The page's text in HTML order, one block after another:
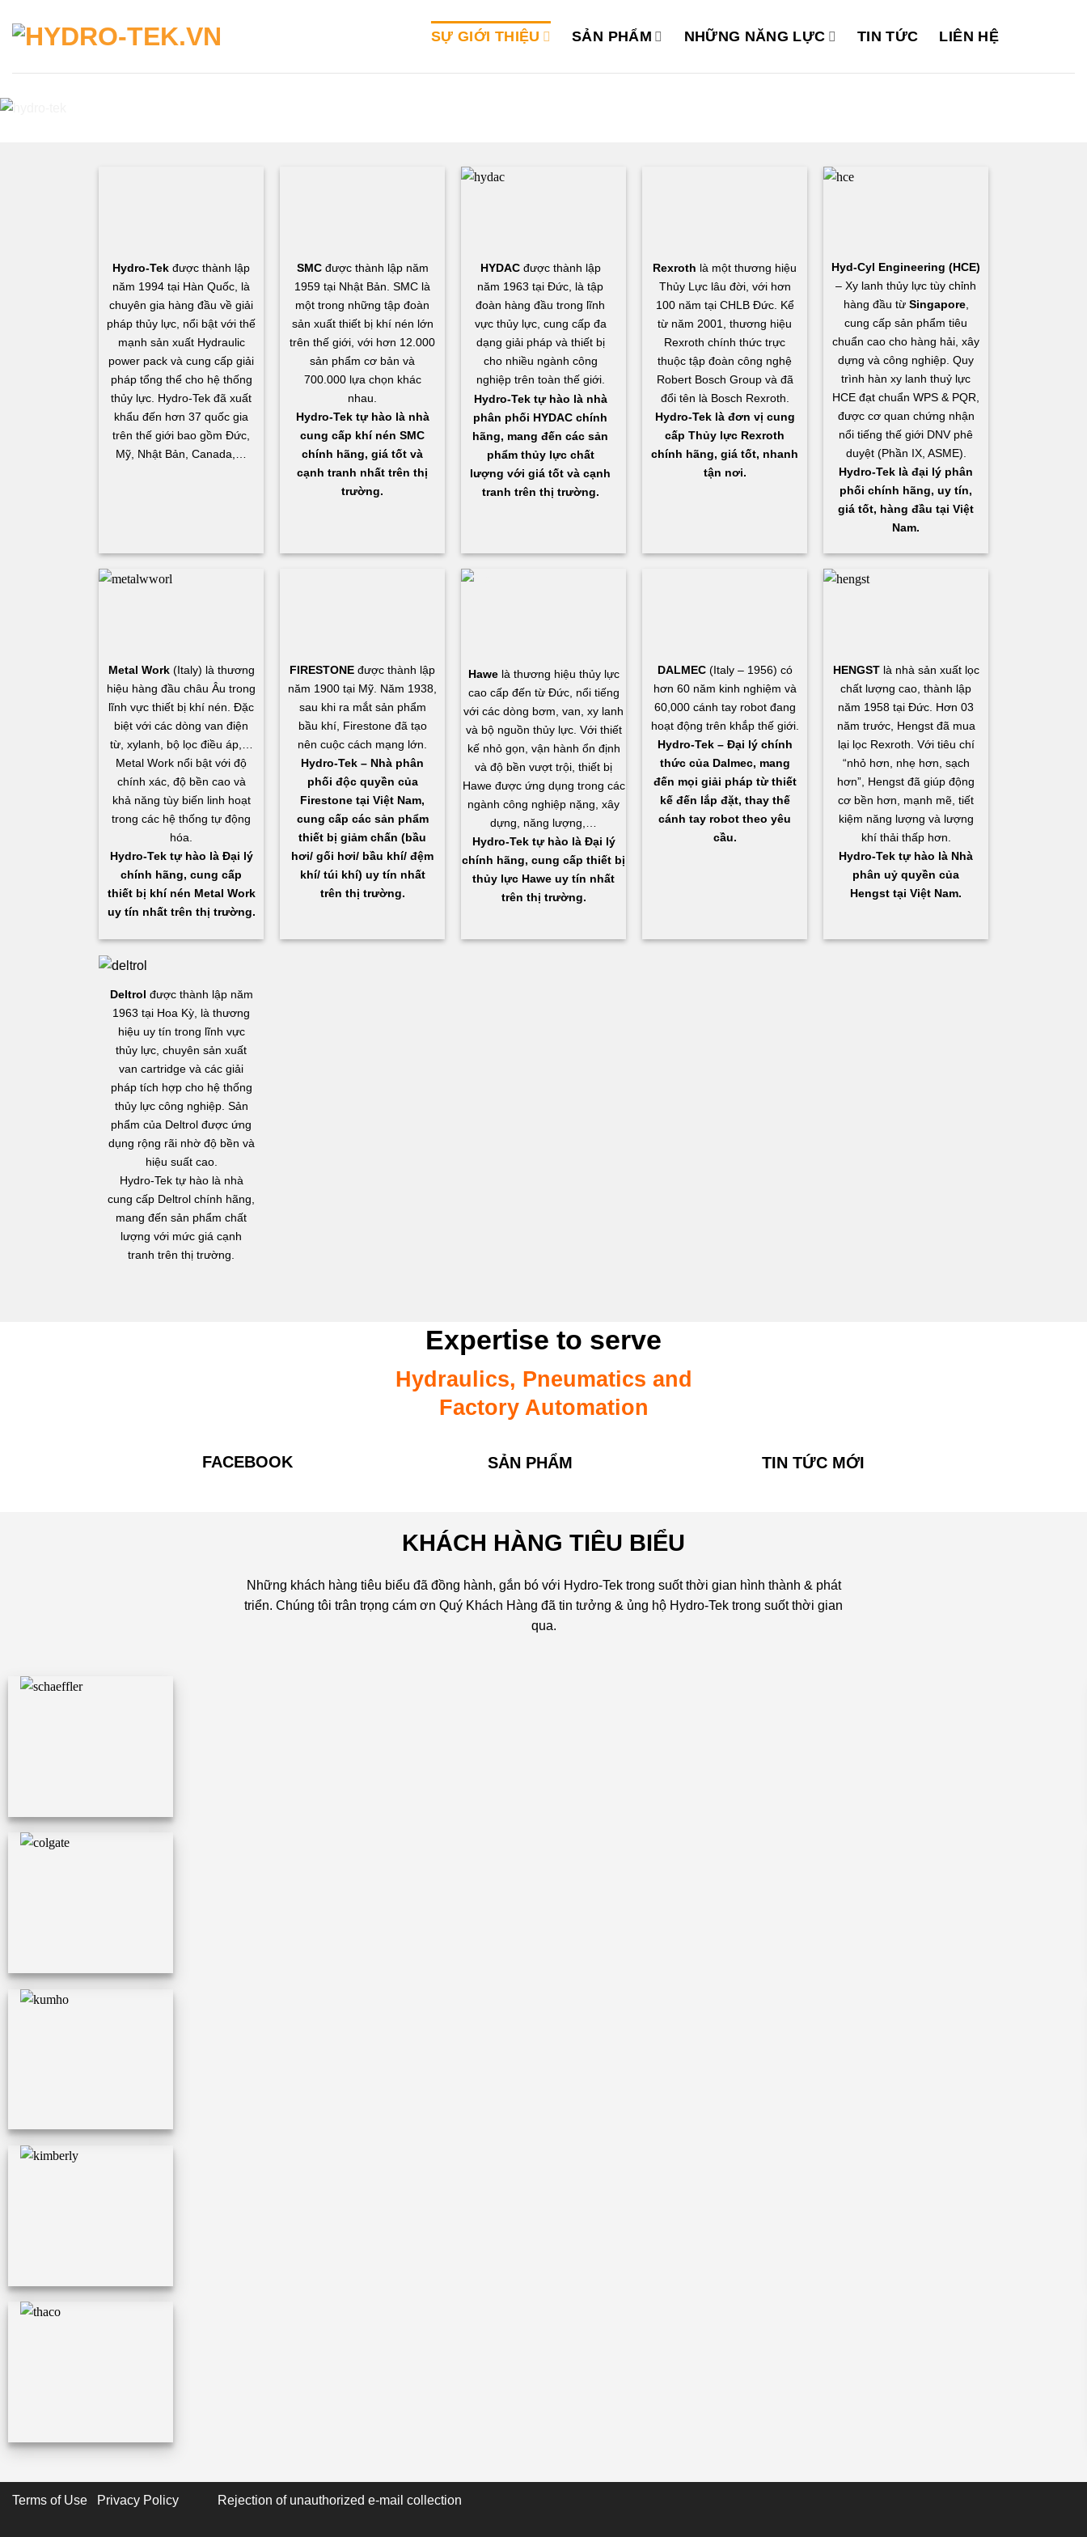
content
SỰ GIỚI THIỆU SẢN PHẨM NHỮNG NĂNG LỰC TIN TỨC LIÊN HỆ
Hydro-Tek được thành lập
năm 1994 tại Hàn Quốc, là
chuyên gia hàng đầu về giải
pháp thủy lực, nổi bật với thế
mạnh sản xuất Hydraulic
power pack và cung cấp giải
pháp tổng thể cho hệ thống
thủy lực. Hydro-Tek đã xuất
khẩu đến hơn 37 quốc gia
trên thế giới bao gồm Đức,
Mỹ, Nhật Bản, Canada,…
SMCđược thành lập năm
1959 tại Nhật Bản. SMC là
một trong những tập đoàn
sản xuất thiết bị khí nén lớn
trên thế giới, với hơn 12.000
sản phẩm cơ bản và
700.000 lựa chọn khác
nhau.
Hydro-Tek tự hào là nhà
cung cấp khí nén SMC
chính hãng, giá tốt và
cạnh tranh nhất trên thị
trường.
HYDACđược thành lập
năm 1963 tại Đức, là tập
đoàn hàng đầu trong lĩnh
vực thủy lực, cung cấp đa
dạng giải pháp và thiết bị
cho nhiều ngành công
nghiệp trên toàn thế giới.
Hydro-Tektự hào là nhà
phân phối HYDAC chính
hãng, mang đến các sản
phẩm thủy lực chất
lượng với giá tốt và cạnh
tranh trên thị trường.
Rexroth là một thương hiệu
Thủy Lực lâu đời, với hơn
100 năm tại CHLB Đức. Kể
từ năm 2001, thương hiệu
Rexroth chính thức trực
thuộc tập đoàn công nghệ
Robert Bosch Group và đã
đổi tên là Bosch Rexroth.
Hydro-Tek là đơn vị cung
cấp Thủy lực Rexroth
chính hãng, giá tốt, nhanh
tận nơi.
Hyd-Cyl Engineering (HCE)
– Xy lanh thủy lực tùy chỉnh
hàng đầu từ Singapore,
cung cấp sản phẩm tiêu
chuẩn cao cho hàng hải, xây
dựng và công nghiệp. Quy
trình hàn xy lanh thuỷ lực
HCE đạt chuẩn WPS & PQR,
được cơ quan chứng nhận
nổi tiếng thế giới DNV phê
duyệt (Phần IX, ASME).
Hydro-Tek là đại lý phân
phối chính hãng, uy tín,
giá tốt, hàng đầu tại Việt
Nam.
Metal Work(Italy) là thương
hiệu hàng đầu châu Âu trong
lĩnh vực thiết bị khí nén. Đặc
biệt với các dòng van điện
từ, xylanh, bộ lọc điều áp,…
Metal Work nổi bật với độ
chính xác, độ bền cao và
khả năng tùy biến linh hoạt
trong các hệ thống tự động
hóa.
Hydro-Tek tự hào là Đại lý
chính hãng, cung cấp
thiết bị khí nén Metal Work
uy tín nhất trên thị trường.
FIRESTONE được thành lập
năm 1900 tại Mỹ. Năm 1938,
sau khi ra mắt sản phẩm
bầu khí, Firestone đã tạo
nên cuộc cách mạng lớn.
Hydro-Tek – Nhà phân
phối độc quyền của
Firestone tại Việt Nam,
cung cấp các sản phẩm
thiết bị giảm chấn (bầu
hơi/ gối hơi/ bầu khí/ đệm
khí/ túi khí) uy tín nhất
trên thị trường.
Hawelà thương hiệu thủy lực
cao cấp đến từ Đức, nổi tiếng
với các dòng bơm, van, xy lanh
và bộ nguồn thủy lực. Với thiết
kế nhỏ gọn, vận hành ổn định
và độ bền vượt trội, thiết bị
Hawe được ứng dụng trong các
ngành công nghiệp nặng, xây
dựng, năng lượng,…
Hydro-Tek tự hào là Đại lý
chính hãng, cung cấp thiết bị
thủy lực Hawe uy tín nhất
trên thị trường.
DALMEC(Italy – 1956) có
hơn 60 năm kinh nghiệm và
60,000 cánh tay robot đang
hoạt động trên khắp thế giới.
Hydro-Tek – Đại lý chính
thức của Dalmec, mang
đến mọi giải pháp từ thiết
kế đến lắp đặt, thay thế
cánh tay robot theo yêu
cầu.
HENGSTlà nhà sản xuất lọc
chất lượng cao, thành lập
năm 1958 tại Đức. Hơn 03
năm trước, Hengst đã mua
lại lọc Rexroth. Với tiêu chí
“nhỏ hơn, nhẹ hơn, sạch
hơn”, Hengst đã giúp động
cơ bền hơn, mạnh mẽ, tiết
kiệm năng lượng và lượng
khí thải thấp hơn.
Hydro-Tek tự hào là Nhà
phân uỷ quyền của
Hengst tại Việt Nam.
Deltrol được thành lập năm
1963 tại Hoa Kỳ, là thương
hiệu uy tín trong lĩnh vực
thủy lực, chuyên sản xuất
van cartridge và các giải
pháp tích hợp cho hệ thống
thủy lực công nghiệp. Sản
phẩm của Deltrol được ứng
dụng rộng rãi nhờ độ bền và
hiệu suất cao.
Hydro-Tek tự hào là nhà
cung cấp Deltrol chính hãng,
mang đến sản phẩm chất
lượng với mức giá cạnh
tranh trên thị trường.
Expertise to serve
Hydraulics, Pneumatics and
Factory Automation
FACEBOOK SẢN PHẨM TIN TỨC MỚI
KHÁCH HÀNG TIÊU BIỂU
Những khách hàng tiêu biểu đã đồng hành, gắn bó với Hydro-Tek trong suốt thời gian hình thành & phát
triển. Chúng tôi trân trọng cám ơn Quý Khách Hàng đã tin tưởng & ủng hộ Hydro-Tek trong suốt thời gian
qua.
Terms of Use Privacy Policy Rejection of unauthorized e-mail collection